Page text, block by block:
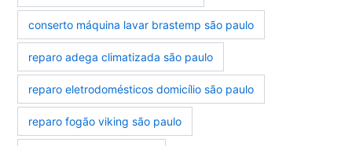
conserto máquina lavar brastemp são paulo
reparo adega climatizada são paulo
reparo eletrodomésticos domicílio são paulo
reparo fogão viking são paulo